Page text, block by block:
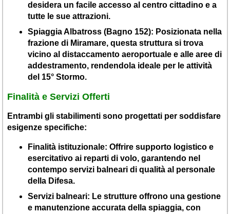
desidera un facile accesso al centro cittadino e a
tutte le sue attrazioni.
Spiaggia Albatross (Bagno 152): Posizionata nella
frazione di Miramare, questa struttura si trova
vicino al distaccamento aeroportuale e alle aree di
addestramento, rendendola ideale per le attività
del 15° Stormo.
Finalità e Servizi Offerti
Entrambi gli stabilimenti sono progettati per soddisfare
esigenze specifiche:
Finalità istituzionale: Offrire supporto logistico e
esercitativo ai reparti di volo, garantendo nel
contempo servizi balneari di qualità al personale
della Difesa.
Servizi balneari: Le strutture offrono una gestione
e manutenzione accurata della spiaggia, con